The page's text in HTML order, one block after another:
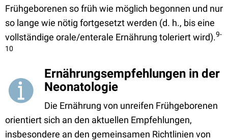
Frühgeborenen so früh wie möglich begonnen und nur
so lange wie nötig fortgesetzt werden (d. h., bis eine
vollständige orale/enterale Ernährung toleriert wird).9-
10
Ernährungsempfehlungen in der
Neonatologie
Die Ernährung von unreifen Frühgeborenen
orientiert sich an den aktuellen Empfehlungen,
insbesondere an den gemeinsamen Richtlinien von